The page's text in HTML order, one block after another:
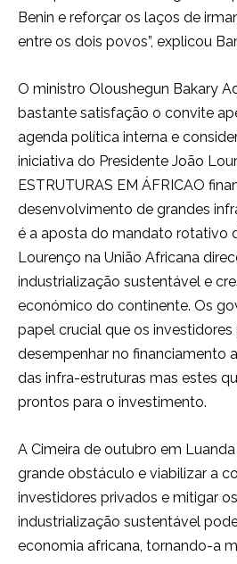
Benin e reforçar os laços de
entre os dois povos”, explicou
O ministro Oloushegun Bakary
bastante satisfação o convite
agenda política interna e
iniciativa do Presidente João
ESTRUTURAS EM ÁFRICAO
desenvolvimento de grandes
é a aposta do mandato rotativo
Lourenço na União Africana
industrialização sustentável e
económico do continente. Os
papel crucial que os
desempenhar no financiamento
das infra-estruturas mas estes
prontos para o investimento.
A Cimeira de outubro em
grande obstáculo e viabilizar a
investidores privados e mitigar
industrialização sustentável
economia africana, tornando-a